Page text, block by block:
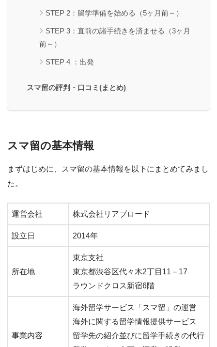
STEP 2：留学準備を始める（5ヶ月前～）
STEP 3：直前の諸手続きを済ませる（3ヶ月
前～）
STEP 4 ：出発
スマ留の評判・口コミ(まとめ)
スマ留の基本情報
まずはじめに、スマ留の基本情報を以下にまとめてみまし
た。
運営会社 株式会社リアブロード
設立日 2014年
所在地
東京支社
東京都渋谷区代々木2丁目11－17
ラウンドクロス新宿6階
事業内容
海外留学サービス「スマ留」の運営
海外に関する留学情報提供サービス
留学先の紹介並びに留学手続きの代行